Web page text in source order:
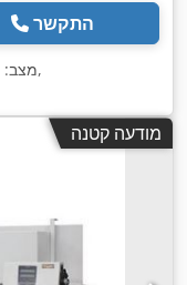
התקשר
מצב:,
מודעה קטנה